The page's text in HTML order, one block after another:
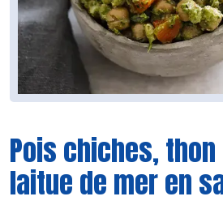
Pois chiches,
laitue de mer en